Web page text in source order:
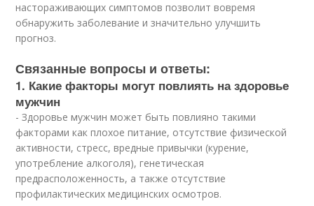
настораживающих симптомов позволит вовремя
обнаружить заболевание и значительно улучшить
прогноз.
Связанные вопросы и ответы:
1. Какие факторы могут повлиять на здоровье
мужчин
- Здоровье мужчин может быть повлияно такими
факторами как плохое питание, отсутствие физической
активности, стресс, вредные привычки (курение,
употребление алкоголя), генетическая
предрасположенность, а также отсутствие
профилактических медицинских осмотров.